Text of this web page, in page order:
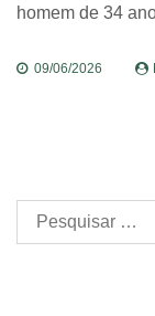
homem de 34
09/06/2026
Pesquisar
por: